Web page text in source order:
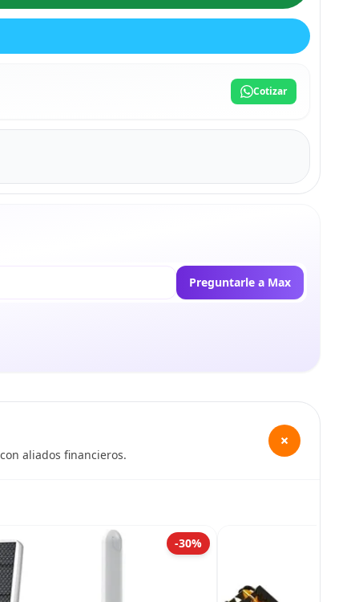
Cotizar
Preguntarle a Max
aliados financieros.
+
-30%